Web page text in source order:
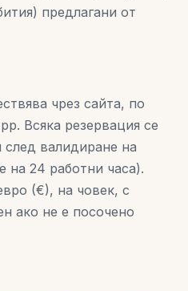
предлагани от
чрез сайта, по
Всяка резервация се
валидиране на
на 24 работни часа).
(€), на човек, с
ако не е посочено